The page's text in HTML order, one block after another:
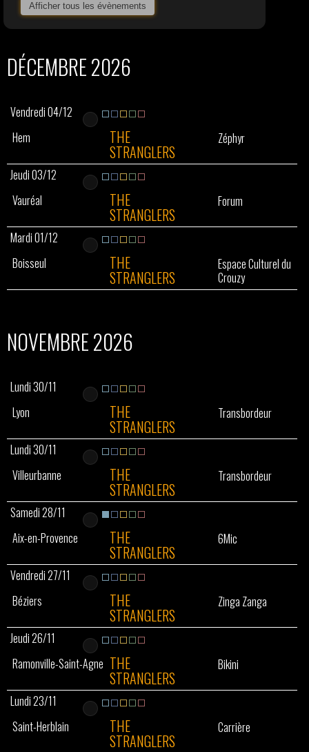
Afficher tous les évènements
DÉCEMBRE 2026
Vendredi 04/12
Hem
THE
STRANGLERS
Zéphyr
Jeudi 03/12
Vauréal
THE
STRANGLERS
Forum
Mardi 01/12
Boisseul
THE
STRANGLERS
Espace Culturel du
Crouzy
NOVEMBRE 2026
Lundi 30/11
Lyon
THE
STRANGLERS
Transbordeur
Lundi 30/11
Villeurbanne
THE
STRANGLERS
Transbordeur
Samedi 28/11
Aix-en-Provence
THE
STRANGLERS
6Mic
Vendredi 27/11
Béziers
THE
STRANGLERS
Zinga Zanga
Jeudi 26/11
Ramonville-Saint-Agne THE
STRANGLERS
Bikini
Lundi 23/11
Saint-Herblain
THE
STRANGLERS
Carrière